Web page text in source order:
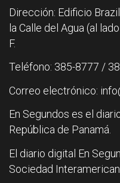
Dirección: Edificio
la Calle del Agua (al
F.
Teléfono: 385-8777 /
Correo electrónico:
En Segundos es el
República de Panamá.
El diario digital En
Sociedad